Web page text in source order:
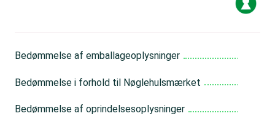
Bedømmelse af emballageoplysninger
Bedømmelse i forhold til Nøglehulsmærket
Bedømmelse af oprindelsesoplysninger